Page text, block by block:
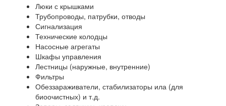
Люки с крышками
Трубопроводы, патрубки, отводы
Сигнализация
Технические колодцы
Насосные агрегаты
Шкафы управления
Лестницы (наружные, внутренние)
Фильтры
Обеззараживатели, стабилизаторы ила (для
биоочистных) и т.д.